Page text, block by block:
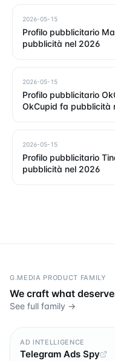
2026-05-15
Profilo pubblicitario
pubblicità nel 2026
2026-05-15
Profilo pubblicitario
OkCupid fa pubblicità
2026-05-15
Profilo pubblicitario
pubblicità nel 2026
G.MEDIA PRODUCT FAMILY
We craft what
See full family →
AD INTELLIGENCE
Telegram Ads Spy